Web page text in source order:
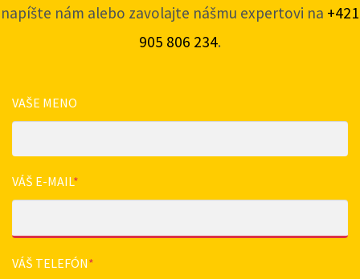
napíšte nám alebo zavolajte nášmu expertovi na +421
905 806 234.
VAŠE MENO
VÁŠ E-MAIL*
VÁŠ TELEFÓN*